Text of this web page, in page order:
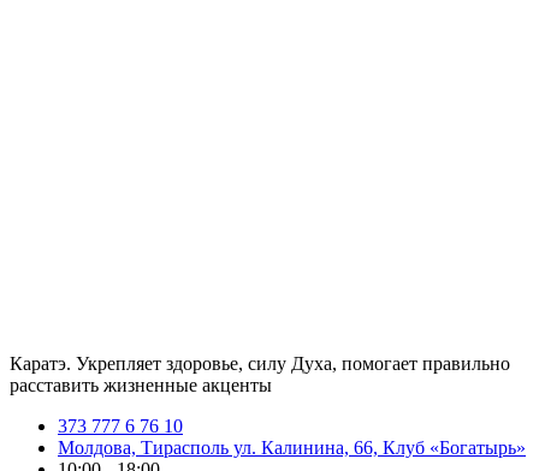
Каратэ. Укрепляет здоровье, силу Духа, помогает правильно
расставить жизненные акценты
373 777 6 76 10
Молдова, Тирасполь ул. Калинина, 66, Клуб «Богатырь»